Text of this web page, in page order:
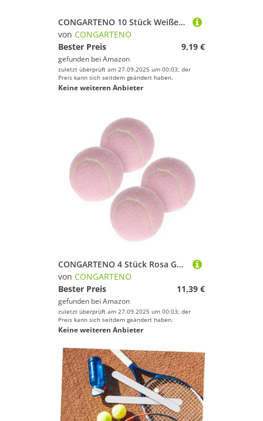
CONGARTENO 10 Stück Weißes Griffband für Badminton Squash Tennis PU Soft Overgrip mit Schweißabsorption Rutschfestes Dünnes Perforationsband für Festen Halt bei Heißen Feuchten Bedingungen
von CONGARTENO
Bester Preis
9,19 €
gefunden bei Amazon
zuletzt überprüft am 27.09.2025 um 00:03; der
Preis kann sich seitdem geändert haben.
Keine weiteren Anbieter
CONGARTENO 4 Stück Rosa Gummi Tennisbälle für Anfänger Mädchen Trainingsbälle Leicht und Langlebig für Präzises Übungsspiel und Spielerisches Tennistraining
von CONGARTENO
Bester Preis
11,39 €
gefunden bei Amazon
zuletzt überprüft am 27.09.2025 um 00:03; der
Preis kann sich seitdem geändert haben.
Keine weiteren Anbieter